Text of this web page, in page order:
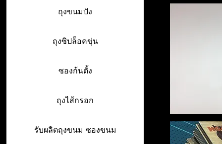
ถุงขนมปัง
ถุงซิปล็อคขุ่น
ซองก้นตั้ง
ถุงไส้กรอก
รับผลิตถุงขนม ซองขนม